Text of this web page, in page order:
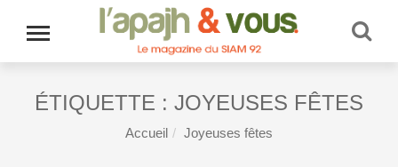
ÉTIQUETTE : JOYEUSES FÊTES
Accueil Joyeuses fêtes